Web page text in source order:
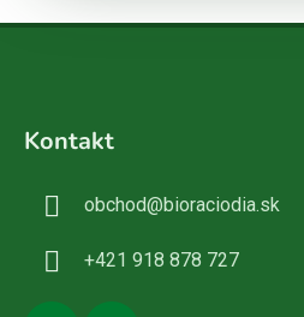
Kontakt
obchod@bioraciodia.sk
+421 918 878 727